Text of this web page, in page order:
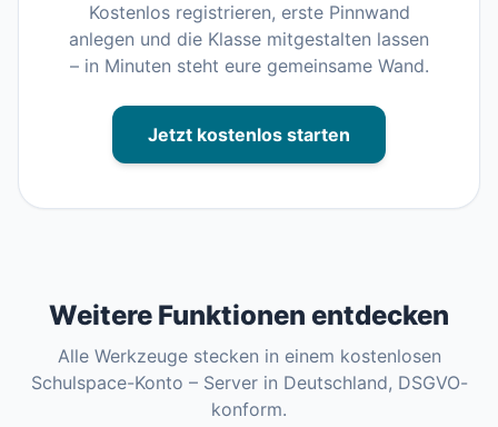
Kostenlos registrieren, erste Pinnwand
anlegen und die Klasse mitgestalten lassen
– in Minuten steht eure gemeinsame Wand.
Jetzt kostenlos starten
Weitere Funktionen entdecken
Alle Werkzeuge stecken in einem kostenlosen
Schulspace-Konto – Server in Deutschland, DSGVO-
konform.